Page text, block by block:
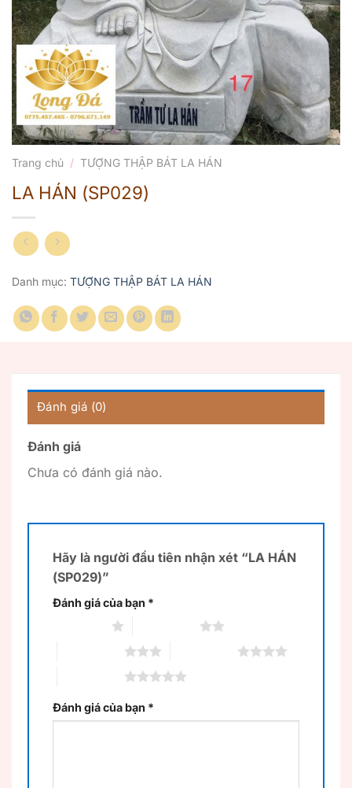
Trang chủ / TƯỢNG THẬP BÁT LA HÁN
LA HÁN (SP029)
Danh mục: TƯỢNG THẬP BÁT LA HÁN
Đánh giá (0)
Đánh giá
Chưa có đánh giá nào.
Hãy là người đầu tiên nhận xét “LA HÁN
(SP029)”
Đánh giá của bạn *
Đánh giá của bạn *